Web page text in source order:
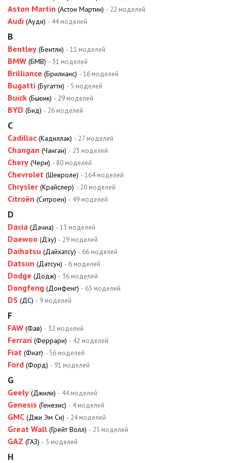
Aston Martin (Астон Мартин) - 22 моделей
Audi (Ауди) - 44 моделей
B
Bentley (Бентли) - 11 моделей
BMW (БМВ) - 31 моделей
Brilliance (Брилианс) - 16 моделей
Bugatti (Бугатти) - 5 моделей
Buick (Бьюик) - 29 моделей
BYD (Бид) - 26 моделей
C
Cadillac (Кадиллак) - 27 моделей
Changan (Чанган) - 23 моделей
Chery (Чери) - 80 моделей
Chevrolet (Шевроле) - 164 моделей
Chrysler (Крайслер) - 20 моделей
Citroën (Ситроен) - 49 моделей
D
Dacia (Дачиа) - 13 моделей
Daewoo (Дэу) - 29 моделей
Daihatsu (Дайхатсу) - 66 моделей
Datsun (Датсун) - 6 моделей
Dodge (Додж) - 36 моделей
Dongfeng (Донфенг) - 65 моделей
DS (ДС) - 9 моделей
F
FAW (Фав) - 32 моделей
Ferrari (Феррари) - 42 моделей
Fiat (Фиат) - 56 моделей
Ford (Форд) - 91 моделей
G
Geely (Джили) - 44 моделей
Genesis (Генезис) - 4 моделей
GMC (Джи Эм Си) - 24 моделей
Great Wall (Грейт Волл) - 25 моделей
GAZ (ГАЗ) - 5 моделей
H